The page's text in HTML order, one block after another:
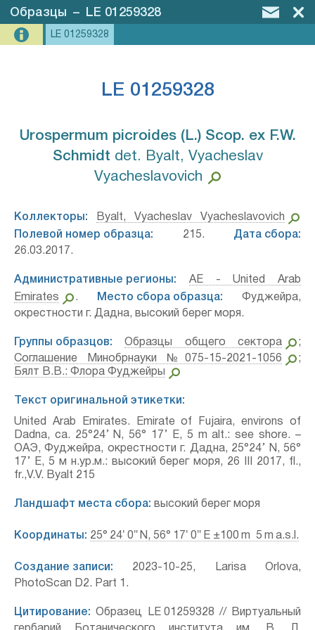
Образцы – LE 01259328
LE 01259328
LE 01259328
Urospermum picroides (L.) Scop. ex F.W.
Schmidt⁣ det. Byalt, Vyacheslav
Vyacheslavovich
Коллекторы:
Byalt, Vyacheslav Vyacheslavovich
Полевой номер образца: 215. Дата сбора:
26.03.2017.
Административные регионы:
AE - United Arab
Emirates
. Место сбора образца: Фуджейра,
окрестности г. Дадна, высокий берег моря.
Группы образцов: Образцы общего сектора
;
Соглашение Минобрнауки №075-15-2021-1056
;
Бялт В.В.: Флора Фуджейры
Текст оригинальной этикетки:
United Arab Emirates. Emirate of Fujaira, environs of
Dadna, ca. 25°24’ N, 56° 17’ E, 5 m alt.: see shore. –
ОАЭ, Фуджейра, окрестности г. Дадна, 25°24’ N, 56°
17’ E, 5 м н.ур.м.: высокий берег моря, 26 III 2017, fl.,
fr.,V.V. Byalt 215
Ландшафт места сбора: высокий берег моря
Координаты: 25° 24′ 0″ N, 56° 17′ 0″ E ±100 m 5 m a.s.l.
Создание записи: 2023-10-25, Larisa Orlova,
PhotoScan D2. Part 1.
Цитирование: Образец LE 01259328 // Виртуальный